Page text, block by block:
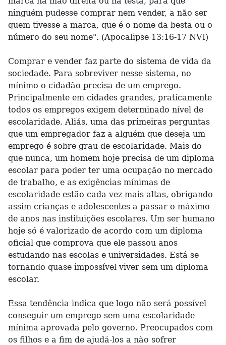
ninguém pudesse comprar nem vender, a não ser
quem tivesse a marca, que é o nome da besta ou o
número do seu nome". (Apocalipse 13:16-17 NVI)
Comprar e vender faz parte do sistema de vida da
sociedade. Para sobreviver nesse sistema, no
mínimo o cidadão precisa de um emprego.
Principalmente em cidades grandes, praticamente
todos os empregos exigem determinado nível de
escolaridade. Aliás, uma das primeiras perguntas
que um empregador faz a alguém que deseja um
emprego é sobre grau de escolaridade. Mais do
que nunca, um homem hoje precisa de um diploma
escolar para poder ter uma ocupação no mercado
de trabalho, e as exigências mínimas de
escolaridade estão cada vez mais altas, obrigando
assim crianças e adolescentes a passar o máximo
de anos nas instituições escolares. Um ser humano
hoje só é valorizado de acordo com um diploma
oficial que comprova que ele passou anos
estudando nas escolas e universidades. Está se
tornando quase impossível viver sem um diploma
escolar.
Essa tendência indica que logo não será possível
conseguir um emprego sem uma escolaridade
mínima aprovada pelo governo. Preocupados com
os filhos e a fim de ajudá-los a não sofrer